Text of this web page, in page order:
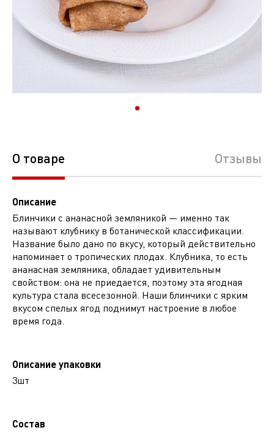
О товаре Отзывы
Описание
Блинчики с ананасной земляникой — именно так
называют клубнику в ботанической классификации.
Название было дано по вкусу, который действительно
напоминает о тропических плодах. Клубника, то есть
ананасная земляника, обладает удивительным
свойством: она не приедается, поэтому эта ягодная
культура стала всесезонной. Наши блинчики с ярким
вкусом спелых ягод поднимут настроение в любое
время года.
Описание упаковки
3шт
Состав